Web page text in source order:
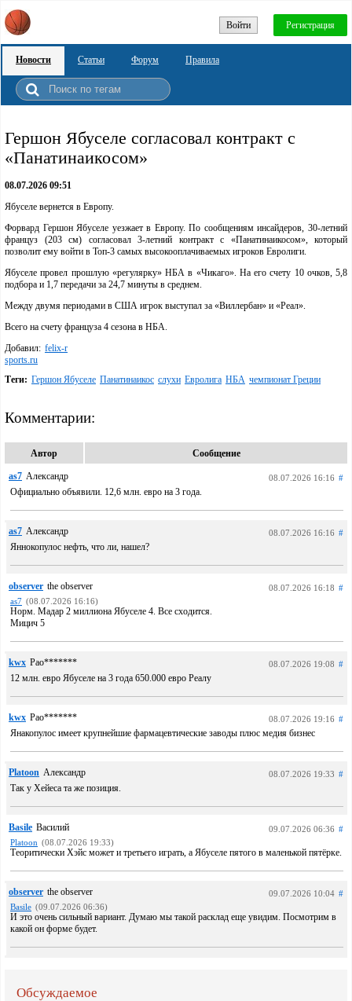
Войти Регистрация
Новости Статьи Форум Правила
Гершон Ябуселе согласовал контракт с
«Панатинаикосом»
08.07.2026 09:51
Ябуселе вернется в Европу.
Форвард Гершон Ябуселе уезжает в Европу. По сообщениям инсайдеров, 30-летний
француз (203 см) согласовал 3-летний контракт с «Панатинаикосом», который
позволит ему войти в Топ-3 самых высокооплачиваемых игроков Евролиги.
Ябуселе провел прошлую «регулярку» НБА в «Чикаго». На его счету 10 очков, 5,8
подбора и 1,7 передачи за 24,7 минуты в среднем.
Между двумя периодами в США игрок выступал за «Виллербан» и «Реал».
Всего на счету француза 4 сезона в НБА.
Добавил: felix-r
sports.ru
Теги: Гершон Ябуселе Панатинаикос слухи Евролига НБА чемпионат Греции
Комментарии:
Автор Сообщение
as7 Александр 08.07.2026 16:16 #
Официально объявили. 12,6 млн. евро на 3 года.
as7 Александр 08.07.2026 16:16 #
Яннокопулос нефть, что ли, нашел?
observer the observer 08.07.2026 16:18 #
as7 (08.07.2026 16:16)
Норм. Мадар 2 миллиона Ябуселе 4. Все сходится.
Мицич 5
kwx Pao******* 08.07.2026 19:08 #
12 млн. евро Ябуселе на 3 года 650.000 евро Реалу
kwx Pao******* 08.07.2026 19:16 #
Янакопулос имеет крупнейшие фармацевтические заводы плюс медия бизнес
Platoon Александр 08.07.2026 19:33 #
Так у Хейеса та же позиция.
Basile Василий 09.07.2026 06:36 #
Platoon (08.07.2026 19:33)
Теоритически Хэйс может и третьего играть, а Ябуселе пятого в маленькой пятёрке.
observer the observer 09.07.2026 10:04 #
Basile (09.07.2026 06:36)
И это очень сильный вариант. Думаю мы такой расклад еще увидим. Посмотрим в
какой он форме будет.
Обсуждаемое